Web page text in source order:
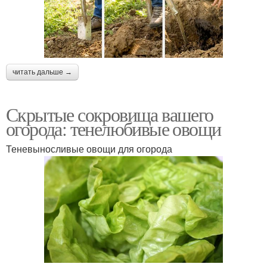
читать дальше →
Скрытые сокровища вашего
огорода: тенелюбивые овощи
Теневыносливые овощи для огорода